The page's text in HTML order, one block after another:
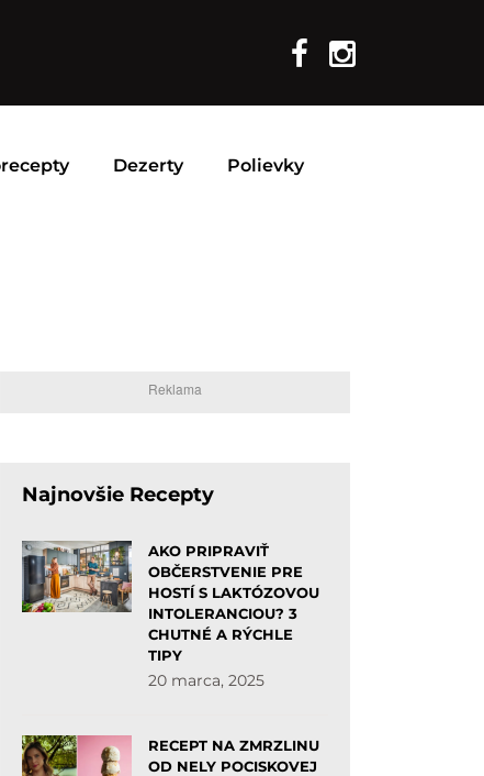
Dezerty Polievky
Reklama
Najnovšie Recepty
AKO PRIPRAVIŤ
OBČERSTVENIE PRE
HOSTÍ S LAKTÓZOVOU
INTOLERANCIOU? 3
CHUTNÉ A RÝCHLE
TIPY
20 marca, 2025
RECEPT NA ZMRZLINU
OD NELY POCISKOVEJ